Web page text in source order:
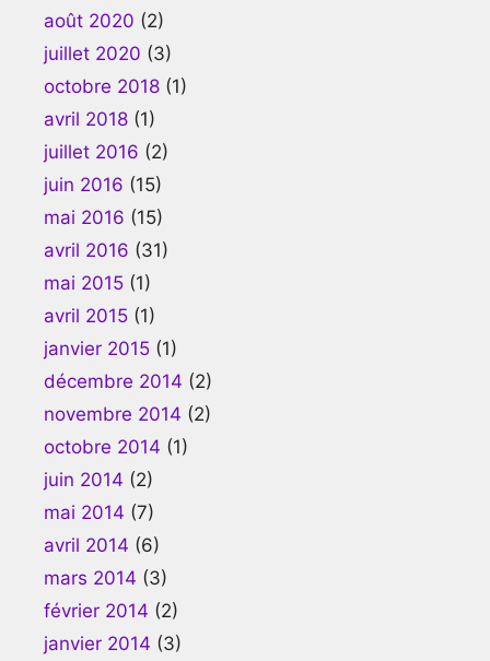
août 2020 (2)
juillet 2020 (3)
octobre 2018 (1)
avril 2018 (1)
juillet 2016 (2)
juin 2016 (15)
mai 2016 (15)
avril 2016 (31)
mai 2015 (1)
avril 2015 (1)
janvier 2015 (1)
décembre 2014 (2)
novembre 2014 (2)
octobre 2014 (1)
juin 2014 (2)
mai 2014 (7)
avril 2014 (6)
mars 2014 (3)
février 2014 (2)
janvier 2014 (3)